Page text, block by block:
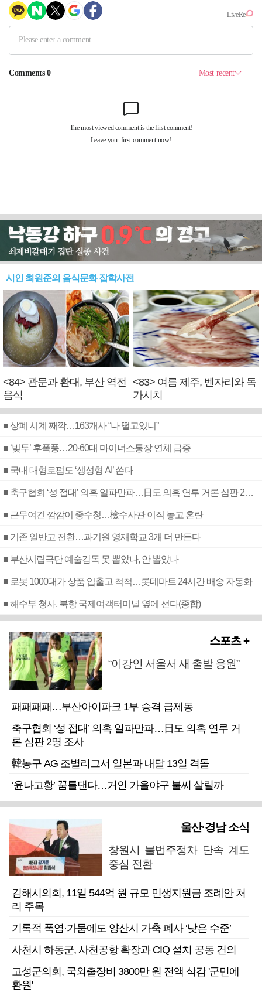
시인 최원준의 음식문화 잡학사전
<84> 관문과 환대, 부산 역전
음식
<83> 여름 제주, 벤자리와 독
가시치
■ 상폐 시계 째깍…163개사 “나 떨고있니”
■ ‘빚투’ 후폭풍…20·60대 마이너스통장 연체 급증
■ 국내 대형로펌도 ‘생성형 AI’ 쓴다
■ 축구협회 ‘성 접대’ 의혹 일파만파…日도 의혹 연루 거론 심판 2명 조사
■ 근무여건 깜깜이 중수청…檢수사관 이직 놓고 혼란
■ 기존 일반고 전환…과기원 영재학교 3개 더 만든다
■ 부산시립극단 예술감독 못 뽑았나, 안 뽑았나
■ 로봇 1000대가 상품 입출고 척척…롯데마트 24시간 배송 자동화
■ 해수부 청사, 북항 국제여객터미널 옆에 선다(종합)
스포츠 +
“이강인 서울서 새 출발 응원”
패패패패…부산아이파크 1부 승격 급제동
축구협회 ‘성 접대’ 의혹 일파만파…日도 의혹 연루 거
론 심판 2명 조사
韓농구 AG 조별리그서 일본과 내달 13일 격돌
‘윤나고황’ 꿈틀댄다…거인 가을야구 불씨 살릴까
울산·경남 소식
창원시 불법주정차 단속 계도
중심 전환
김해시의회, 11일 544억 원 규모 민생지원금 조례안 처
리 주목
기록적 폭염·가뭄에도 양산시 가축 폐사 ‘낮은 수준’
사천시 하동군, 사천공항 확장과 CIQ 설치 공동 건의
고성군의회, 국외출장비 3800만 원 전액 삭감 '군민에
환원'